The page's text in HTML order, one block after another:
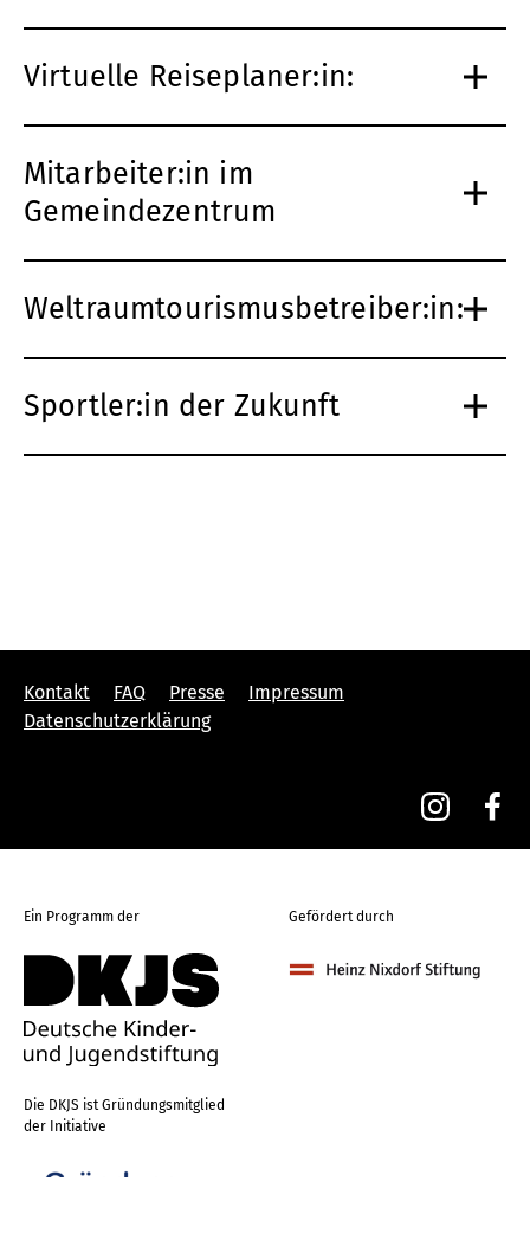
Virtuelle Reiseplaner:in:
Mitarbeiter:in im
Gemeindezentrum
Weltraumtourismusbetreiber:in:
Sportler:in der Zukunft
Kontakt FAQ Presse
Impressum
Datenschutzerklärung
Ein Programm der Gefördert durch
Die DKJS ist Gründungsmitglied
der Initiative